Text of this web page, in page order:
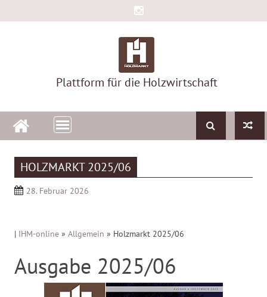
to
Plattform für die Holzwirtschaft
HOLZMARKT 2025/06
28. Februar 2026
| IHM-online »Allgemein » Holzmarkt 2025/06
Ausgabe 2025/06